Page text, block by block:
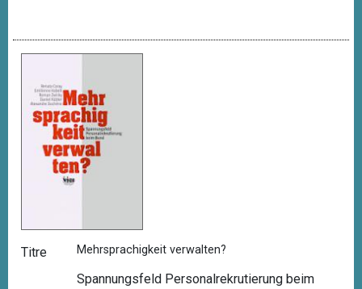
Titre Mehrsprachigkeit verwalten?
Spannungsfeld Personalrekrutierung beim